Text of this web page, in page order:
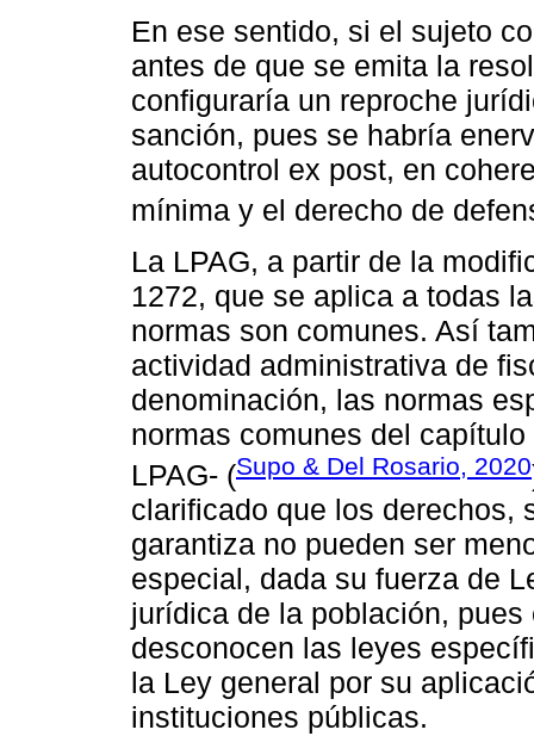
En ese sentido, si el sujeto
antes de que se emita la
configuraría un reproche
sanción, pues se habría
autocontrol ex post, en
mínima y el derecho de
La LPAG, a partir de la
1272, que se aplica a todas
normas son comunes. Así
actividad administrativa de
denominación, las normas
normas comunes del
LPAG- (Supo & Del Rosario, 2020
clarificado que los derechos,
garantiza no pueden ser
especial, dada su fuerza de
jurídica de la población,
desconocen las leyes
la Ley general por su
instituciones públicas.